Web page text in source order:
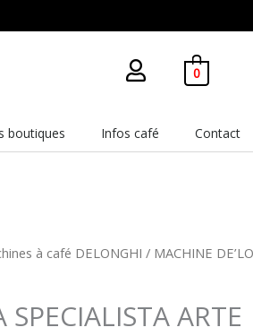
0
boutiques Infos café Contact
à café DELONGHI / MACHINE
ARTE